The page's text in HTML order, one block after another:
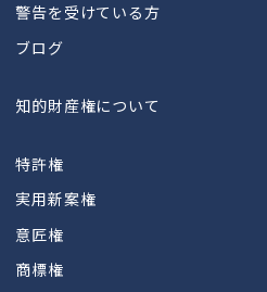
警告を受けている方
ブログ
知的財産権について
特許権
実用新案権
意匠権
商標権